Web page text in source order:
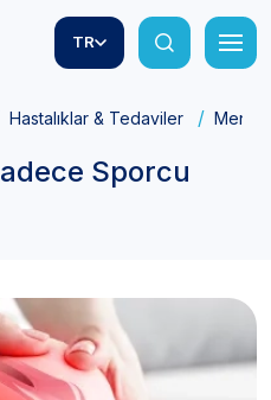
TR
Hastalıklar & Tedaviler
Sporcu